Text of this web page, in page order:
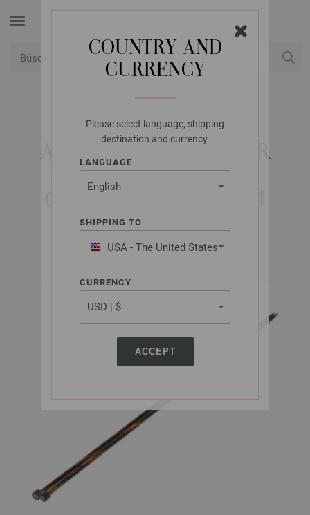
COUNTRY AND
CURRENCY
Please select language, shipping
destination and currency.
LANGUAGE
SHIPPING TO
USA - The United States
of America
CURRENCY
ACCEPT
LANA GROSSA
AGUJAS DE TRICOTAR
DISEÑO DE MADERA
COLOR NO. 4,0/35CM